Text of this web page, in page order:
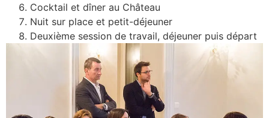
Cocktail et dîner au Château
Nuit sur place et petit-déjeuner
Deuxième session de travail, déjeuner puis départ